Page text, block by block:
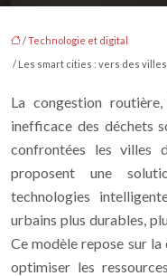
/Technologie et digital
/ Les smart cities : vers des
La congestion
inefficace des déchets
confrontées les villes
proposent une
technologies
urbains plus durables,
Ce modèle repose sur la
optimiser les